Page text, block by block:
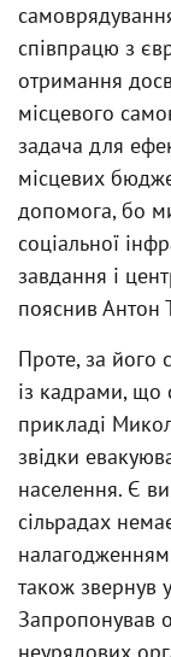
співпрацю з
отримання
місцевого
задача для
місцевих
допомога, бо
соціальної
завдання і
пояснив Антон
Проте, за його
із кадрами, що
прикладі
звідки
населення. Є
сільрадах
також звернув
Запропонував